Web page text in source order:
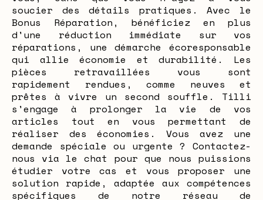
soucier des détails pratiques. Avec le
Bonus Réparation, bénéficiez en plus
d'une réduction immédiate sur vos
réparations, une démarche écoresponsable
qui allie économie et durabilité. Les
pièces retravaillées vous sont
rapidement rendues, comme neuves et
prêtes à vivre un second souffle. Tilli
s'engage à prolonger la vie de vos
articles tout en vous permettant de
réaliser des économies. Vous avez une
demande spéciale ou urgente ? Contactez-
nous via le chat pour que nous puissions
étudier votre cas et vous proposer une
solution rapide, adaptée aux compétences
spécifiques de notre réseau de